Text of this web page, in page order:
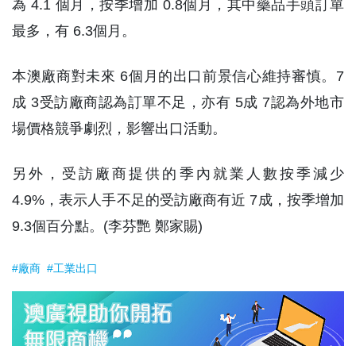
為 4.1 個月，按季增加 0.8個月，其中藥品手頭訂單
最多，有 6.3個月。
本澳廠商對未來 6個月的出口前景信心維持審慎。7
成 3受訪廠商認為訂單不足，亦有 5成 7認為外地市
場價格競爭劇烈，影響出口活動。
另外，受訪廠商提供的季內就業人數按季減少
4.9%，表示人手不足的受訪廠商有近 7成，按季增加
9.3個百分點。(李芬艷 鄭家賜)
#廠商 #工業出口